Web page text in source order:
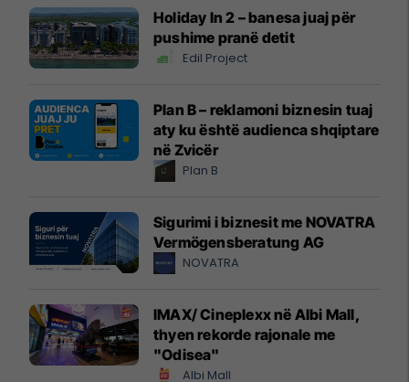
Holiday In 2 – banesa juaj për
pushime pranë detit
Edil Project
Plan B – reklamoni biznesin tuaj
aty ku është audienca shqiptare
në Zvicër
Plan B
Sigurimi i biznesit me NOVATRA
Vermögensberatung AG
NOVATRA
IMAX/ Cineplexx në Albi Mall,
thyen rekorde rajonale me
"Odisea"
Albi Mall